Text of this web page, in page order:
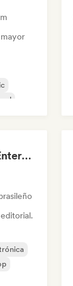
Dreamers Island Entertainment